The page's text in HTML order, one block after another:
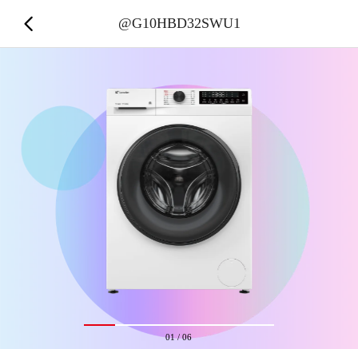
01/06
@G10HBD32SWU1